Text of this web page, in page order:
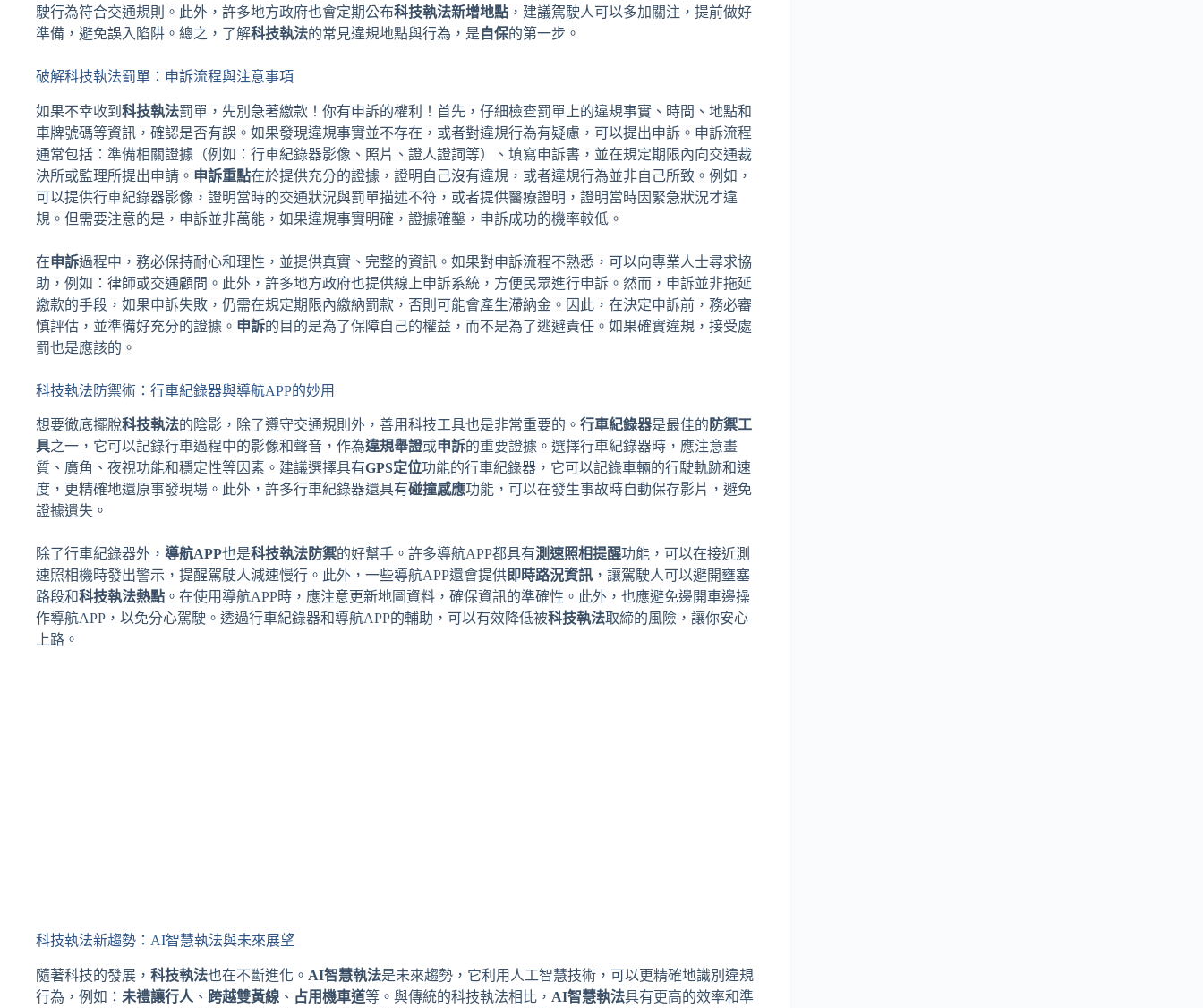
駛行為符合交通規則。此外，許多地方政府也會定期公布科技執法新增地點 ，建議駕駛人可以多加關注，提前做好
準備，避免誤入陷阱。總之，了解科技執法的常見違規地點與行為，是 自保的第一步。
破解科技執法罰單：申訴流程與注意事項
如果不幸收到 科技執法罰單，先別急著繳款！你有申訴的權利！首先，仔細檢查罰單上的違規事實、時間、地點和
車牌號碼等資訊，確認是否有誤。如果發現違規事實並不存在，或者對違規行為有疑慮，可以提出申訴。申訴流程
通常包括：準備相關證據（例如：行車紀錄器影像、照片、證人證詞等）、填寫申訴書，並在規定期限內向交通裁
決所或監理所提出申請。 申訴重點在於提供充分的證據，證明自己沒有違規，或者違規行為並非自己所致。例如，
可以提供行車紀錄器影像，證明當時的交通狀況與罰單描述不符，或者提供醫療證明，證明當時因緊急狀況才違
規。但需要注意的是，申訴並非萬能，如果違規事實明確，證據確鑿，申訴成功的機率較低。
在申訴過程中，務必保持耐心和理性，並提供真實、完整的資訊。如果對申訴流程不熟悉，可以向專業人士尋求協
助，例如：律師或交通顧問。此外，許多地方政府也提供線上申訴系統，方便民眾進行申訴。然而，申訴並非拖延
繳款的手段，如果申訴失敗，仍需在規定期限內繳納罰款，否則可能會產生滯納金。因此，在決定申訴前，務必審
慎評估，並準備好充分的證據。 申訴的目的是為了保障自己的權益，而不是為了逃避責任。如果確實違規，接受處
罰也是應該的。
科技執法防禦術：行車紀錄器與導航APP的妙用
想要徹底擺脫科技執法的陰影，除了遵守交通規則外，善用科技工具也是非常重要的。 行車紀錄器是最佳的 防禦工
具之一，它可以記錄行車過程中的影像和聲音，作為違規舉證或申訴的重要證據。選擇行車紀錄器時，應注意畫
質、廣角、夜視功能和穩定性等因素。建議選擇具有GPS定位功能的行車紀錄器，它可以記錄車輛的行駛軌跡和速
度，更精確地還原事發現場。此外，許多行車紀錄器還具有碰撞感應功能，可以在發生事故時自動保存影片，避免
證據遺失。
除了行車紀錄器外， 導航APP也是科技執法防禦的好幫手。許多導航APP都具有測速照相提醒功能，可以在接近測
速照相機時發出警示，提醒駕駛人減速慢行。此外，一些導航APP還會提供即時路況資訊 ，讓駕駛人可以避開壅塞
路段和科技執法熱點 。在使用導航APP時，應注意更新地圖資料，確保資訊的準確性。此外，也應避免邊開車邊操
作導航APP，以免分心駕駛。透過行車紀錄器和導航APP的輔助，可以有效降低被科技執法取締的風險，讓你安心
上路。
科技執法新趨勢：AI智慧執法與未來展望
隨著科技的發展， 科技執法也在不斷進化。 AI智慧執法是未來趨勢，它利用人工智慧技術，可以更精確地識別違規
行為，例如： 未禮讓行人 、 跨越雙黃線 、 占用機車道等。與傳統的科技執法相比， AI智慧執法具有更高的效率和準